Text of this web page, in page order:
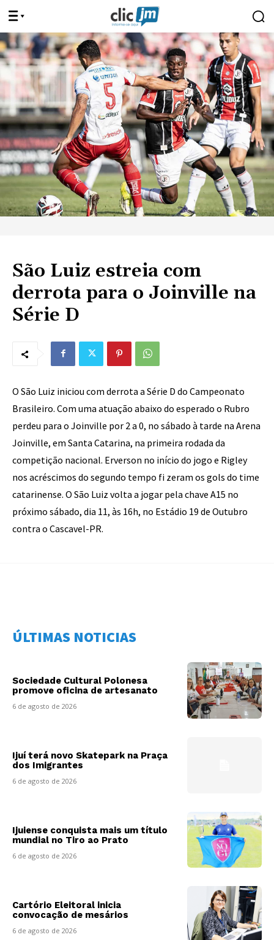
São Luiz estreia com
derrota para o Joinville na
Série D
O São Luiz iniciou com derrota a Série D do Campeonato
Brasileiro. Com uma atuação abaixo do esperado o Rubro
perdeu para o Joinville por 2 a 0, no sábado à tarde na Arena
Joinville, em Santa Catarina, na primeira rodada da
competição nacional. Erverson no início do jogo e Rigley
nos acréscimos do segundo tempo fi zeram os gols do time
catarinense. O São Luiz volta a jogar pela chave A15 no
próximo sábado, dia 11, às 16h, no Estádio 19 de Outubro
contra o Cascavel-PR.
ÚLTIMAS NOTICIAS
Sociedade Cultural Polonesa
promove oficina de artesanato
6 de agosto de 2026
Ijuí terá novo Skatepark na Praça
dos Imigrantes
6 de agosto de 2026
Ijuiense conquista mais um título
mundial no Tiro ao Prato
6 de agosto de 2026
Cartório Eleitoral inicia
convocação de mesários
6 de agosto de 2026